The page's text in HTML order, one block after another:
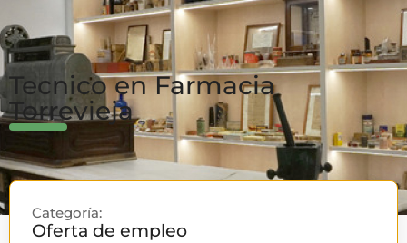
Tecnico en Farmacia
Torrevieja
Categoría:
Oferta de empleo